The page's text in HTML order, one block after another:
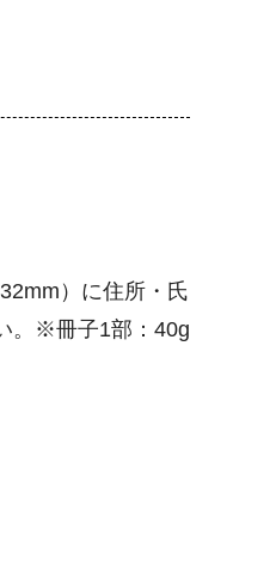
）に住所・氏
。※冊子1部：40g